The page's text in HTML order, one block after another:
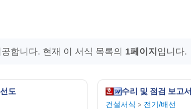
합니다. 현재 이 서식 목록의 1페이지 입니다.
도
수리 및 점검 보고서
건설서식 > 전기/배선